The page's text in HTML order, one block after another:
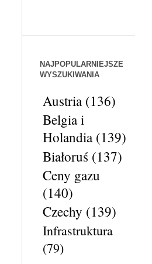
NAJPOPULARNIEJSZE
WYSZUKIWANIA
Austria(136)
Belgia i
Holandia(139)
Białoruś (137)
Ceny gazu
(140)
Czechy (139)
Infrastruktura
(79)